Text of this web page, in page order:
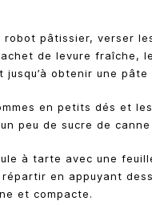
robot pâtissier, verser
de levure fraîche,
jusqu’à obtenir une
en petits dés et
peu de sucre de
à tarte avec une
en appuyant
et compacte.